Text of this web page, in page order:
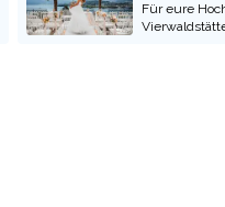
Für eure